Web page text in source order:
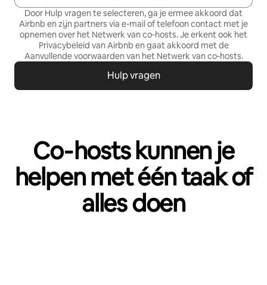
Door Hulp vragen te selecteren, ga je ermee akkoord dat
Airbnb en zijn partners via e-mail of telefoon contact met je
opnemen over het Netwerk van co‑hosts. Je erkent ook het
Privacybeleid van Airbnb en gaat akkoord met de
Aanvullende voorwaarden van het Netwerk van co-hosts.
Hulp vragen
Co‑hosts kunnen je
helpen met één taak of
alles doen